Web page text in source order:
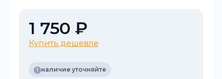
1 750 ₽
Купить дешевле
наличие уточняйте